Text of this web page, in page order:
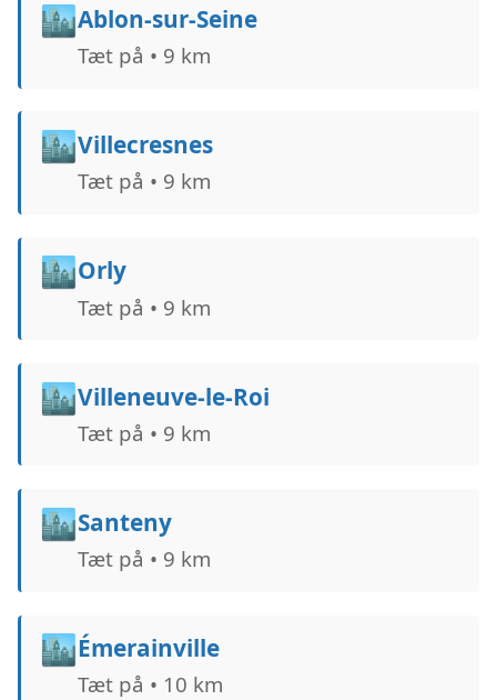
🏙️Ablon-sur-Seine
Tæt på • 9 km
🏙️Villecresnes
Tæt på • 9 km
🏙️Orly
Tæt på • 9 km
🏙️Villeneuve-le-Roi
Tæt på • 9 km
🏙️Santeny
Tæt på • 9 km
🏙️Émerainville
Tæt på • 10 km